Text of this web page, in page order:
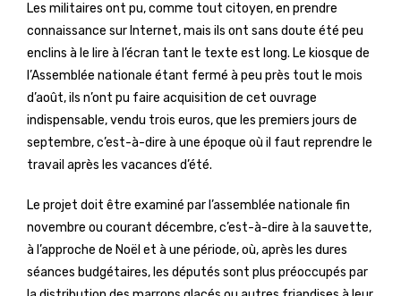
Les militaires ont pu, comme tout citoyen, en prendre
connaissance sur Internet, mais ils ont sans doute été peu
enclins à le lire à l’écran tant le texte est long. Le kiosque de
l’Assemblée nationale étant fermé à peu près tout le mois
d’août, ils n’ont pu faire acquisition de cet ouvrage
indispensable, vendu trois euros, que les premiers jours de
septembre, c’est-à-dire à une époque où il faut reprendre le
travail après les vacances d’été.
Le projet doit être examiné par l’assemblée nationale fin
novembre ou courant décembre, c’est-à-dire à la sauvette,
à l’approche de Noël et à une période, où, après les dures
séances budgétaires, les députés sont plus préoccupés par